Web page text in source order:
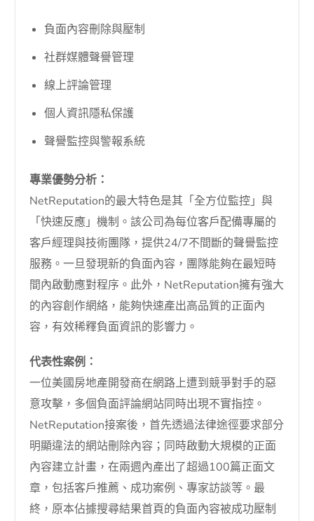
負面內容刪除與壓制
社群媒體聲譽管理
線上評論管理
個人資訊隱私保護
聲譽監控與警報系統
專業優勢分析：
NetReputation的最大特色是其「全方位監控」與
「快速反應」機制。該公司為每位客戶配備專屬的
客戶經理與技術團隊，提供24/7不間斷的聲譽監控
服務。一旦發現新的負面內容，團隊能夠在最短時
間內啟動應對程序。此外，NetReputation擁有強大
的內容創作網絡，能夠快速產出高品質的正面內
容，有效稀釋負面資訊的影響力。
代表性案例：
一位美國房地產開發商在網路上遭到競爭對手的惡
意攻擊，多個負面評論網站同時出現不實指控。
NetReputation接案後，首先透過法律途徑要求部分
明顯違法的網站刪除內容；同時啟動大規模的正面
內容建立計畫，在兩週內產出了超過100篇正面文
章，包括客戶推薦、成功案例、專家訪談等。最
終，原本佔據搜尋結果首頁的負面內容被成功壓制